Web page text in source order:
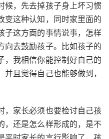
候，先去掉孩子身上坏习惯
变这种认知，同时家里面的
子这方面的事情说事，怎样
向去鼓励孩子。比如孩子的
，我相信你能控制好自己的
且觉得自己也能够做到，
，家长必须也要检讨自己孩
，还是怎么样形成的，是不